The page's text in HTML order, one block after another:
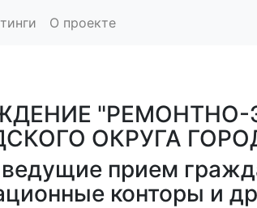
О проекте
ОКРУГА
прием
конторы и